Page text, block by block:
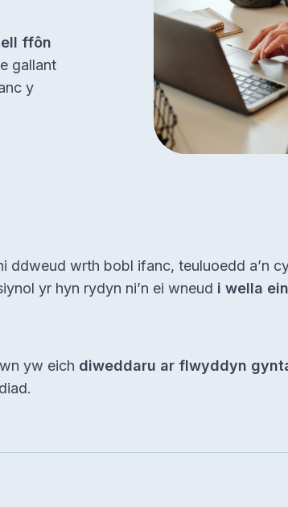
ffôn
gallant
y
ddweud wrth bobl ifanc, teuluoedd a’n
yr hyn rydyn ni’n ei wneud i wella ein
yw eich diweddaru ar flwyddyn